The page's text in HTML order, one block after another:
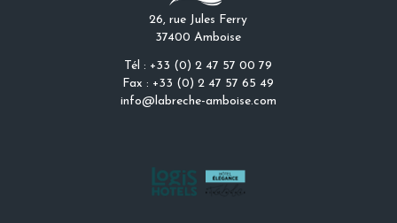
26, rue Jules Ferry
37400 Amboise
Tél : +33 (0) 2 47 57 00 79
Fax : +33 (0) 2 47 57 65 49
info@labreche-amboise.com